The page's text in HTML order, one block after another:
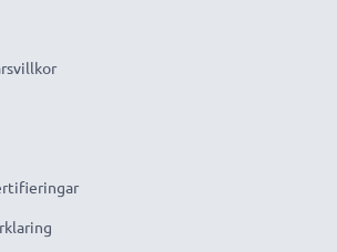
och är en internationell
erbjuder kvalitetsprodukter.
på 36 månader!